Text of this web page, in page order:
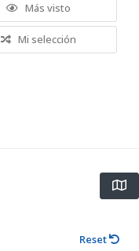
Más visto
Mi selección
Reset